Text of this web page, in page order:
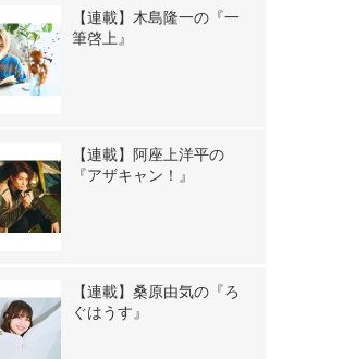
【連載】木島隆一の『一
筆啓上』
【連載】阿座上洋平の
『アザキャン！』
【連載】桑原由気の『ろ
ぐはうす』